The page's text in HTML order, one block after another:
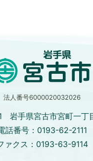
法人番号6000020032026
岩手県宮古市宮町一丁
話番号：0193-62-2111
ァクス：0193-63-9114